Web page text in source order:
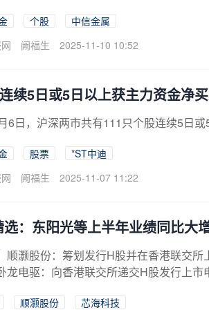
个股
中信金属
阙福生 2025-11-10 10:52
续5日或5日以上获主力资金净
6日，沪深两市共有111只个股连续5日
股票
*ST中迪
阙福生 2025-11-07 11:22
选：东阳光等上半年业绩同比大
顺灏股份：筹划发行H股并在香港联交
龙电驱：向香港联交所递交H股发行上
顺灏股份
芯海科技